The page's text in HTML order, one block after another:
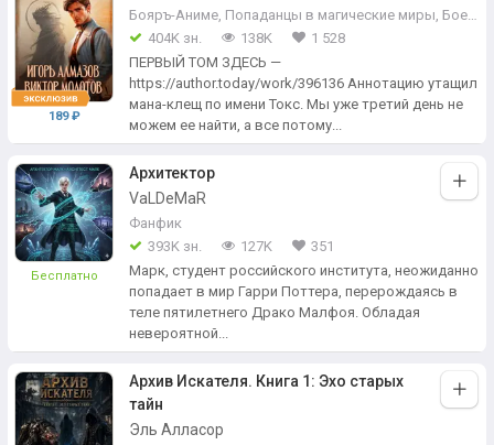
189 ₽
Бояръ-Аниме, Попаданцы в магические миры, Боевое фэнтези
404K зн.
138K
1 528
ПЕРВЫЙ ТОМ ЗДЕСЬ —
https://author.today/work/396136 Аннотацию утащил
мана-клещ по имени Токс. Мы уже третий день не
можем ее найти, а все потому...
Бесплатно
Архитектор
VaLDeMaR
Фанфик
393K зн.
127K
351
​Марк, студент российского института, неожиданно
попадает в мир Гарри Поттера, перерождаясь в
теле пятилетнего Драко Малфоя. Обладая
невероятной...
Архив Искателя. Книга 1: Эхо старых
тайн
Эль Алласор